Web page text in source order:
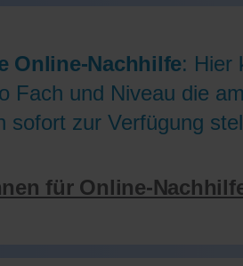
Online-Nachhilfe: Hier
Fach und Niveau die
sofort zur Verfügung
für Online-